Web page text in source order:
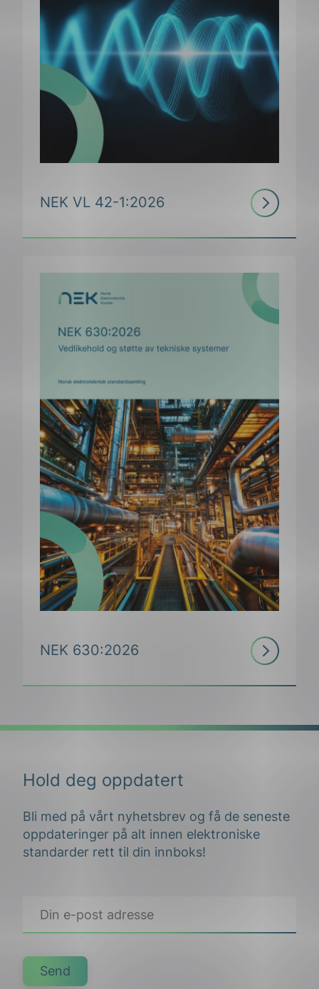
NEK VL 42-1:2026
Les
mer
NEK 630:2026
Les
mer
Hold deg oppdatert
Bli med på vårt nyhetsbrev og få de seneste
oppdateringer på alt innen elektroniske
standarder rett til din innboks!